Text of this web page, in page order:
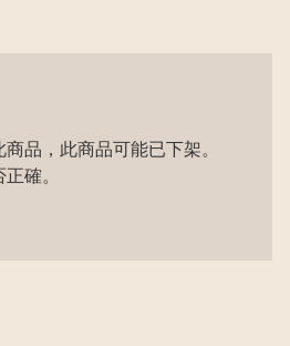
品，此商品可能已下架。
確。